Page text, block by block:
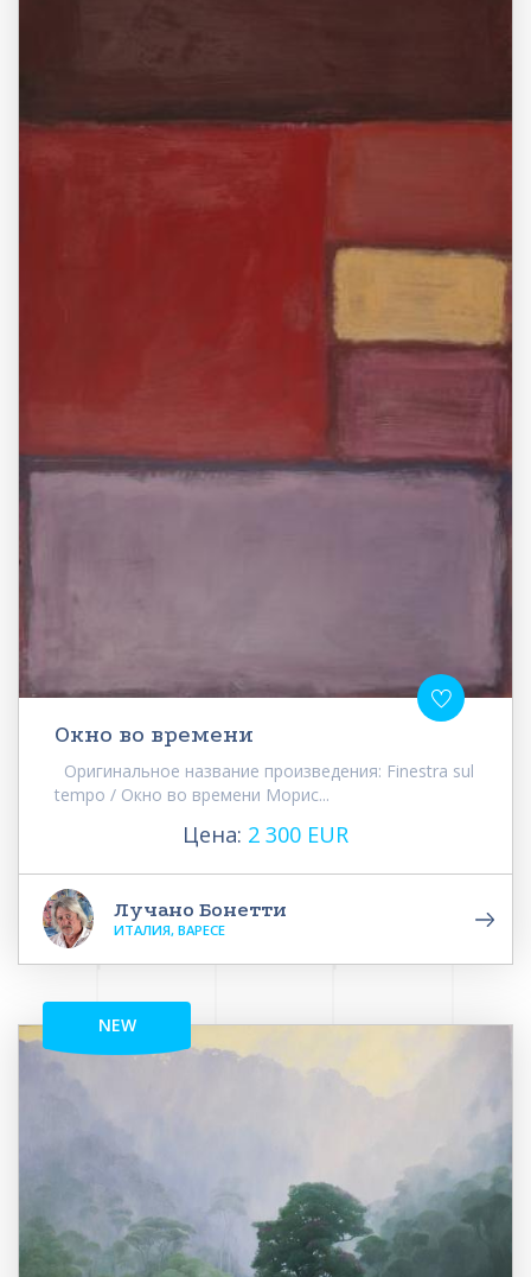
Окно во времени
Оригинальное название произведения: Finestra sul
tempo / Окно во времени Морис...
Цена: 2 300 EUR
Лучано Бонетти
ИТАЛИЯ, ВАРЕСЕ
NEW